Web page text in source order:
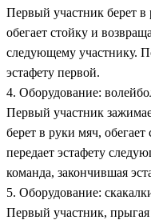
Первый участник берет в
обегает стойку и
следующему участнику.
эстафету первой.
4. Оборудование:
Первый участник
берет в руки мяч,
передает эстафету
команда, закончившая
5. Оборудование:
Первый участник, прыгая